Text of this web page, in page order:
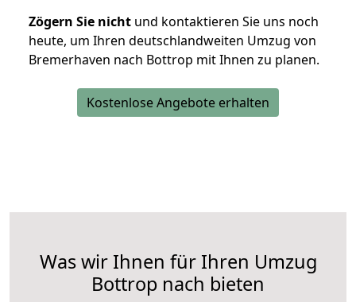
Zögern Sie nicht und kontaktieren Sie uns noch
heute, um Ihren deutschlandweiten Umzug von
Bremerhaven nach Bottrop mit Ihnen zu planen.
Kostenlose Angebote erhalten
Was wir Ihnen für Ihren Umzug
Bottrop nach bieten